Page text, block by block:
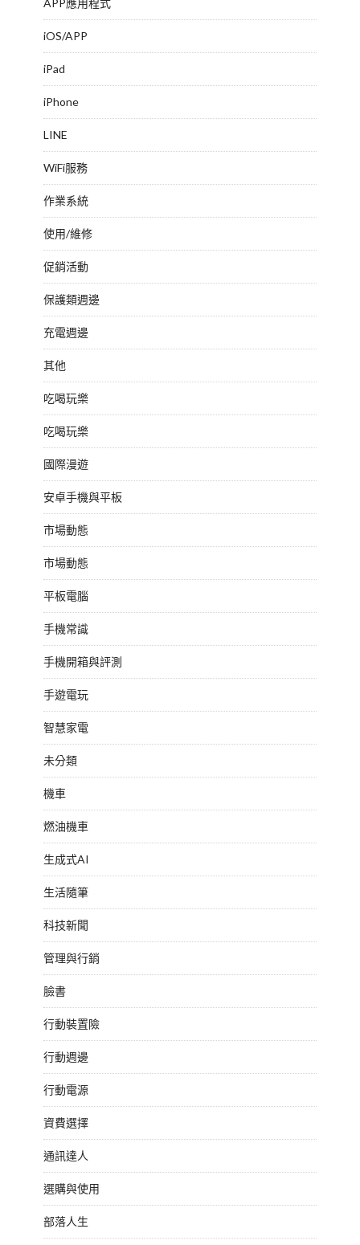
APP應用程式
iOS/APP
iPad
iPhone
LINE
WiFi服務
作業系統
使用/維修
促銷活動
保護類週邊
充電週邊
其他
吃喝玩樂
吃喝玩樂
國際漫遊
安卓手機與平板
市場動態
市場動態
平板電腦
手機常識
手機開箱與評測
手遊電玩
智慧家電
未分類
機車
燃油機車
生成式AI
生活隨筆
科技新聞
管理與行銷
臉書
行動裝置險
行動週邊
行動電源
資費選擇
通訊達人
選購與使用
部落人生